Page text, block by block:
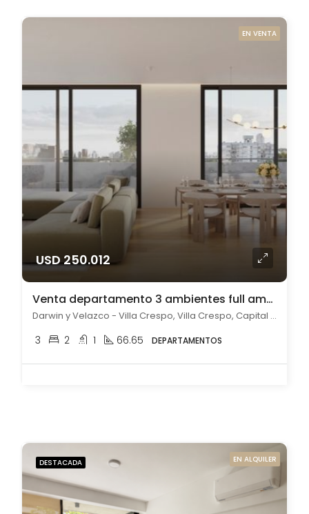
EN VENTA
USD 250.012
Venta departamento 3 ambientes full amenities en Villa Crespo
Darwin y Velazco - Villa Crespo, Villa Crespo, Capital Federal
3 2 1 66.65 DEPARTAMENTOS
DESTACADA EN ALQUILER